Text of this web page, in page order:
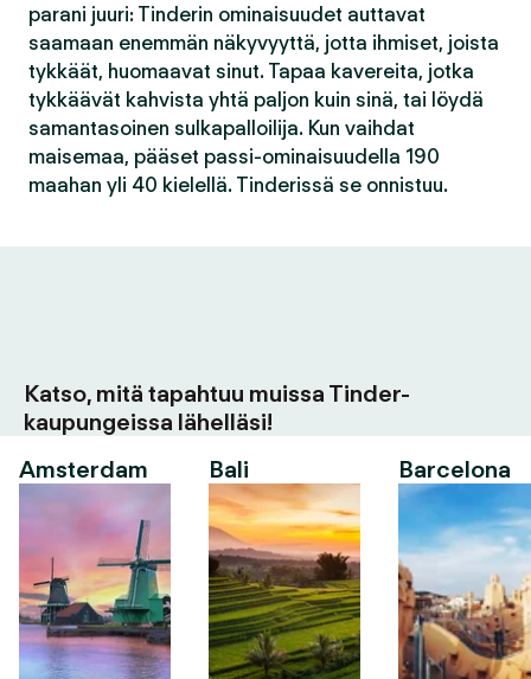
parani juuri: Tinderin ominaisuudet auttavat
saamaan enemmän näkyvyyttä, jotta ihmiset, joista
tykkäät, huomaavat sinut. Tapaa kavereita, jotka
tykkäävät kahvista yhtä paljon kuin sinä, tai löydä
samantasoinen sulkapalloilija. Kun vaihdat
maisemaa, pääset passi-ominaisuudella 190
maahan yli 40 kielellä. Tinderissä se onnistuu.
Katso, mitä tapahtuu muissa Tinder-
kaupungeissa lähelläsi!
Amsterdam
Bali Barcelona